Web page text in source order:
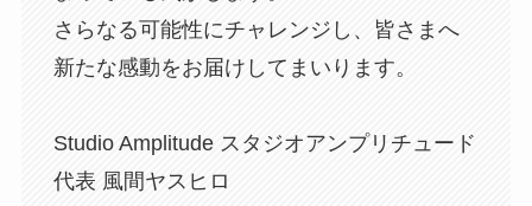
さらなる可能性にチャレンジし、皆さまへ
新たな感動をお届けしてまいります。
Studio Amplitude スタジオアンプリチュード
代表 風間ヤスヒロ